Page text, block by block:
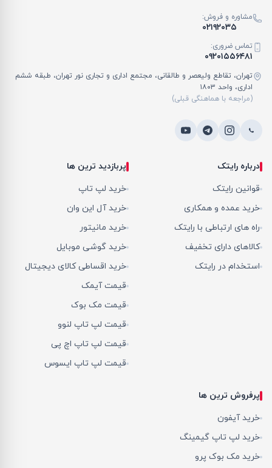
مشاوره و فروش:
۰۲۱۹۲۰۳۵
تماس ضروری:
۰۹۲۰۱۵۵۶۴۸۱
تهران، تقاطع ولیعصر و طالقانی، مجتمع اداری و تجاری نور تهران، طبقه ششم
اداری، واحد ۱۸۰۳
(مراجعه با هماهنگی قبلی)
درباره رایتک
قوانین رایتک
خرید عمده و همکاری
راه های ارتباطی با رایتک
کالاهای دارای تخفیف
استخدام در رایتک
پربازدید ترین ها
خرید لپ تاپ
خرید آل این وان
خرید مانیتور
خرید گوشی موبایل
خرید اقساطی کالای دیجیتال
قیمت آیمک
قیمت مک بوک
قیمت لپ تاپ لنوو
قیمت لپ تاپ اچ پی
قیمت لپ تاپ ایسوس
پرفروش ترین ها
خرید آیفون
خرید لپ تاپ گیمینگ
خرید مک بوک پرو